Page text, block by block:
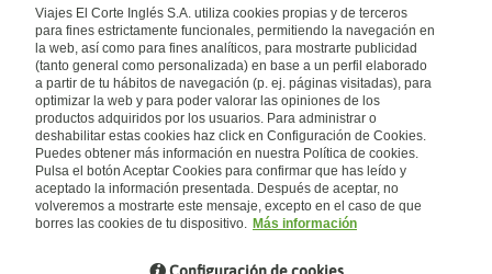
Quiénes somos
Financiación
Sostenibilidad
Turismo accesible
Tarjeta El Corte Inglés
Trabaja con nosotros
El Corte Inglés
Canal Ético
Enlaces de interés
Guías de viaje
Catálogos
Auto check-in
Condiciones Generales
Política de privacidad
Política de cookies
Accesibilidad
Empresas/ Grupos
Internacional
España
Visita nuestro blog
Blog de Viajes el Corte inglés
Viajes El Corte Inglés S.A. utiliza cookies propias y de terceros
para fines estrictamente funcionales, permitiendo la navegación en
la web, así como para fines analíticos, para mostrarte publicidad
(tanto general como personalizada) en base a un perfil elaborado
a partir de tu hábitos de navegación (p. ej. páginas visitadas), para
optimizar la web y para poder valorar las opiniones de los
productos adquiridos por los usuarios. Para administrar o
deshabilitar estas cookies haz click en Configuración de Cookies.
Puedes obtener más información en nuestra Política de cookies.
Pulsa el botón Aceptar Cookies para confirmar que has leído y
aceptado la información presentada. Después de aceptar, no
volveremos a mostrarte este mensaje, excepto en el caso de que
borres las cookies de tu dispositivo. Más información